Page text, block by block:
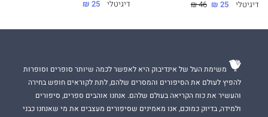
דיגיטלי 25 ₪
46 ₪
דיגיטלי 25 ₪
משימת העל של אינדיבוק היא לאפשר לכמה שיותר סופרים וסופרות
להפיץ לעולם את הסיפורים והמסרים שלהם, לתת לקוראים חופש בחירה
והעשיר את כוח הקריאה בעולם שלהם. אנחנו אוהבים ספרים, סיפורים
ולמידה, בדיוק כמוכם, אנו מאמינים שסיפורים מעצבים את מי שאנחנו כבני